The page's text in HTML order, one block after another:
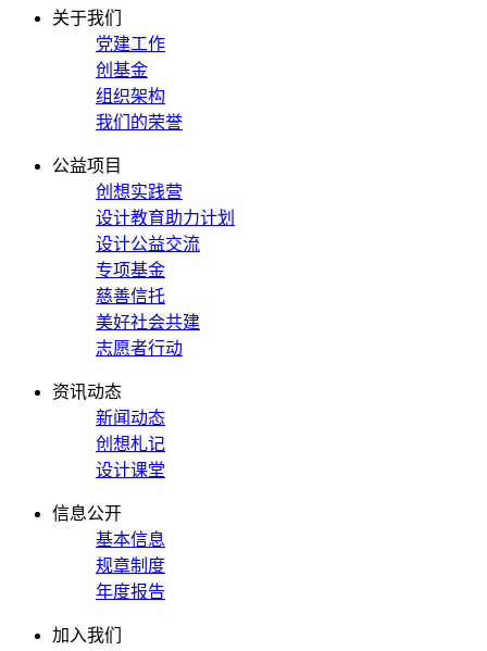
关于我们
党建工作
创基金
组织架构
我们的荣誉
公益项目
创想实践营
设计教育助力计划
设计公益交流
专项基金
慈善信托
美好社会共建
志愿者行动
资讯动态
新闻动态
创想札记
设计课堂
信息公开
基本信息
规章制度
年度报告
加入我们